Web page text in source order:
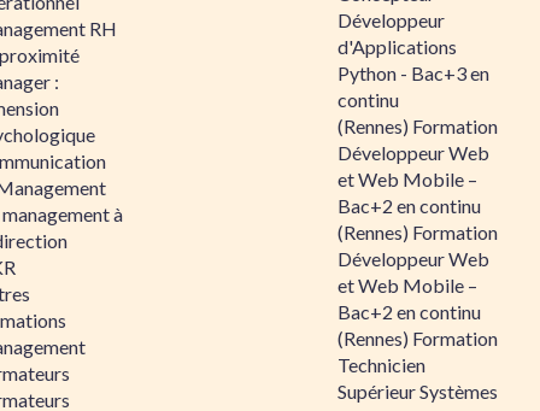
RH
:
à
Développeur
d'Applications
Python - Bac+3 en
continu
(Rennes) Formation
Développeur Web
et Web Mobile –
Bac+2 en continu
(Rennes) Formation
Développeur Web
et Web Mobile –
Bac+2 en continu
(Rennes) Formation
Technicien
Supérieur Systèmes